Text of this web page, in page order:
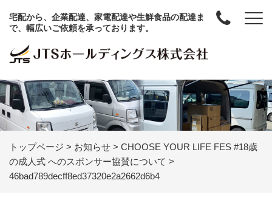
宅配から、企業配達、家電配達や生鮮食品の配達ま
で、幅広いご依頼を承っております。
トップページ > お知らせ > CHOOSE YOUR LIFE FES #18歳
の成人式 へのスポンサー協賛について >
46bad789decff8ed37320e2a2662d6b4